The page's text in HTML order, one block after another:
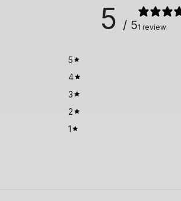
5 / 51 review
5
4
3
2
1